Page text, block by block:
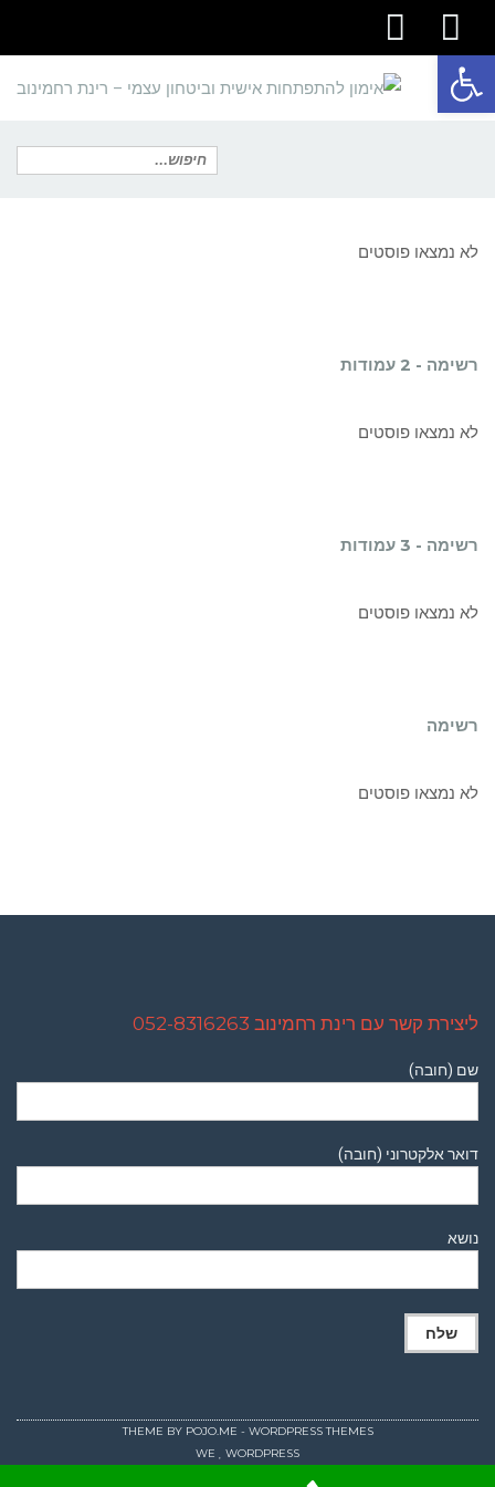
פתח סרגל נגישות
facebook
youtube
תפריט
לא נמצאו פוסטים
רשימה - 2 עמודות
לא נמצאו פוסטים
רשימה - 3 עמודות
לא נמצאו פוסטים
רשימה
לא נמצאו פוסטים
ליצירת קשר עם רינת רחמינוב 052-8316263
שם (חובה)
דואר אלקטרוני (חובה)
נושא
THEME BY POJO.ME - WORDPRESS THEMES
WE
WORDPRESS